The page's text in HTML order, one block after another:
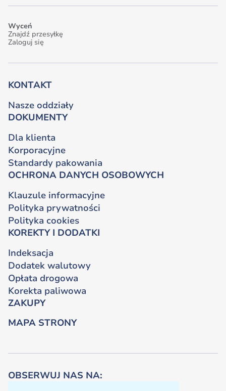
OBSERWUJ NAS NA:
Wyceń
Znajdź przesyłkę
Zaloguj się
KONTAKT
Nasze oddziały
DOKUMENTY
Dla klienta
Korporacyjne
Standardy pakowania
OCHRONA DANYCH OSOBOWYCH
Klauzule informacyjne
Polityka prywatności
Polityka cookies
KOREKTY I DODATKI
Indeksacja
Dodatek walutowy
Opłata drogowa
Korekta paliwowa
ZAKUPY
MAPA STRONY